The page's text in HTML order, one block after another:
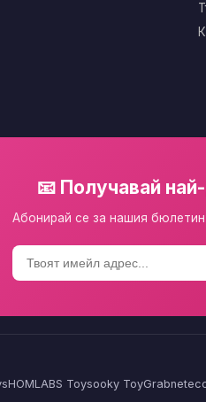
📧 Получавай
Абонирай се за нашия
HOMLABS Toysooky Toy